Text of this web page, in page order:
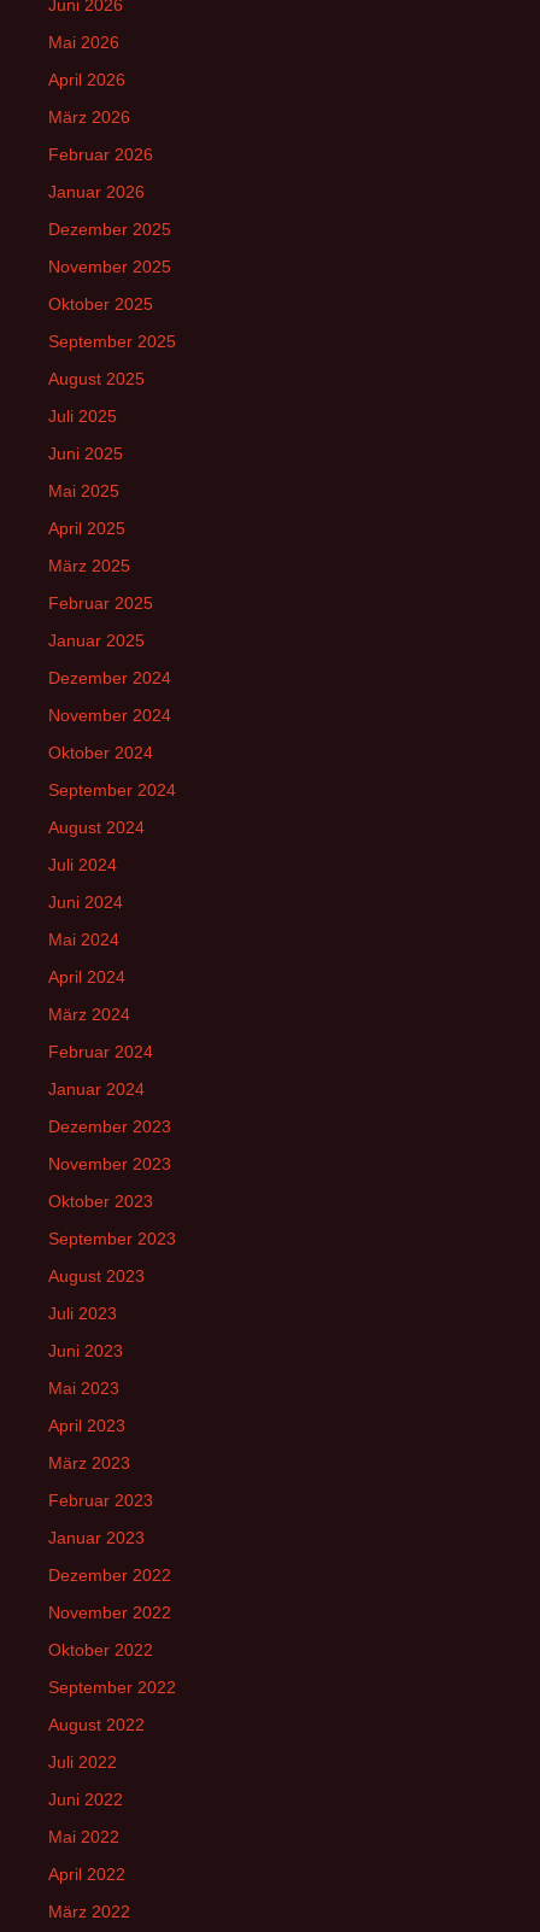
Juni 2026
Mai 2026
April 2026
März 2026
Februar 2026
Januar 2026
Dezember 2025
November 2025
Oktober 2025
September 2025
August 2025
Juli 2025
Juni 2025
Mai 2025
April 2025
März 2025
Februar 2025
Januar 2025
Dezember 2024
November 2024
Oktober 2024
September 2024
August 2024
Juli 2024
Juni 2024
Mai 2024
April 2024
März 2024
Februar 2024
Januar 2024
Dezember 2023
November 2023
Oktober 2023
September 2023
August 2023
Juli 2023
Juni 2023
Mai 2023
April 2023
März 2023
Februar 2023
Januar 2023
Dezember 2022
November 2022
Oktober 2022
September 2022
August 2022
Juli 2022
Juni 2022
Mai 2022
April 2022
März 2022